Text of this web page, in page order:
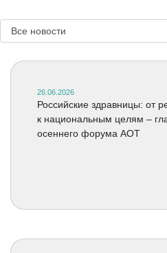
26.06.2026
Российские здравницы: от
к национальным целям –
осеннего форума АОТ